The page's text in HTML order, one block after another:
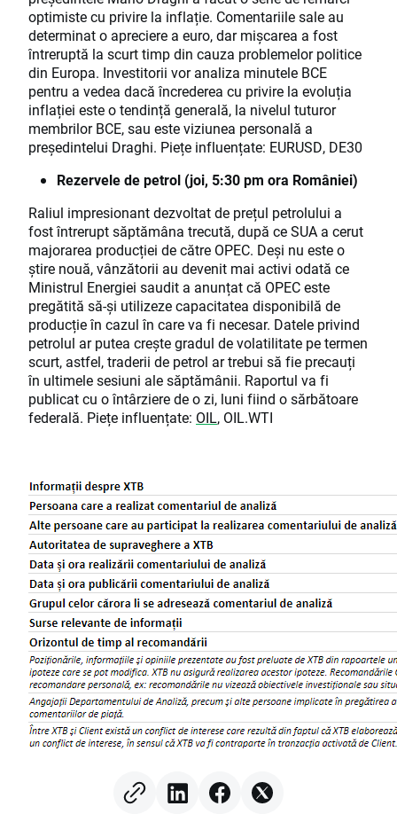
optimiste cu privire la inflație. Comentariile sale au
determinat o apreciere a euro, dar mișcarea a fost
întreruptă la scurt timp din cauza problemelor politice
din Europa. Investitorii vor analiza minutele BCE
pentru a vedea dacă încrederea cu privire la evoluția
inflației este o tendință generală, la nivelul tuturor
membrilor BCE, sau este viziunea personală a
președintelui Draghi. Piețe influențate: EURUSD, DE30
Rezervele de petrol (joi, 5:30 pm ora României)
Raliul impresionant dezvoltat de prețul petrolului a
fost întrerupt săptămâna trecută, după ce SUA a cerut
majorarea producției de către OPEC. Deși nu este o
știre nouă, vânzătorii au devenit mai activi odată ce
Ministrul Energiei saudit a anunțat că OPEC este
pregătită să-și utilizeze capacitatea disponibilă de
producție în cazul în care va fi necesar. Datele privind
petrolul ar putea crește gradul de volatilitate pe termen
scurt, astfel, traderii de petrol ar trebui să fie precauți
în ultimele sesiuni ale săptămânii. Raportul va fi
publicat cu o întârziere de o zi, luni fiind o sărbătoare
federală. Piețe influențate: OIL, OIL.WTI